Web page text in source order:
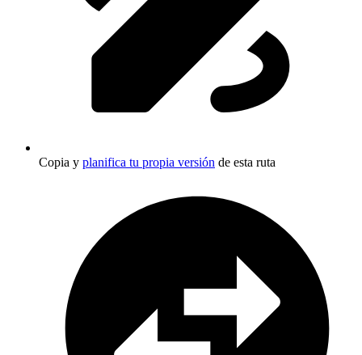
Copia y planifica tu propia versión de esta ruta